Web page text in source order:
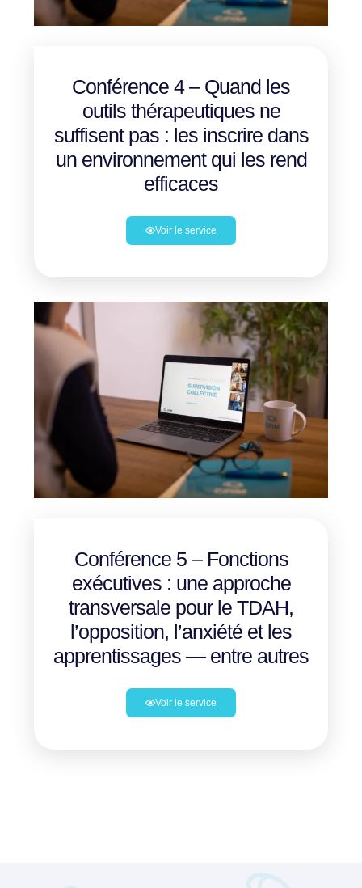
Conférence 4 – Quand les
outils thérapeutiques ne
suffisent pas : les inscrire dans
un environnement qui les rend
efficaces
Voir le service
Conférence 5 – Fonctions
exécutives : une approche
transversale pour le TDAH,
l’opposition, l’anxiété et les
apprentissages — entre autres
Voir le service